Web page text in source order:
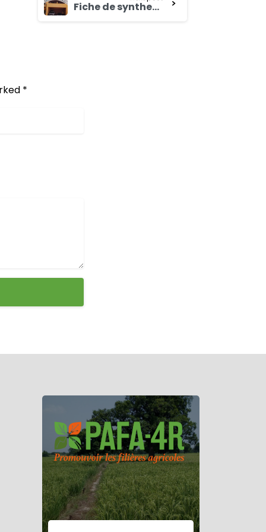
Fiche de synthese l’Étude (étude de marché, de compétitivité et d’opportunités) des chaînes de valeur des produits animaux dans les régions du Nord et du Centre-Ouest au profit du Programme pour le Renforcement de la Résilience des Petits Producteurs (RESI-2P)
*